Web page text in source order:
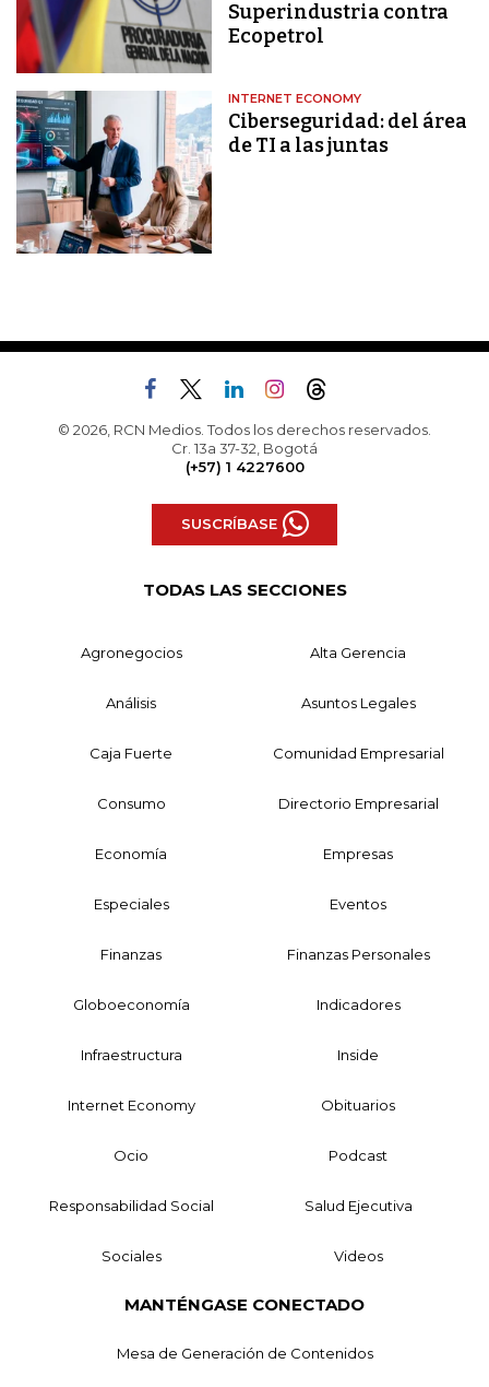
Superindustria contra
Ecopetrol
INTERNET ECONOMY
Ciberseguridad: del área
de TI a las juntas
© 2026, RCN Medios. Todos los derechos reservados.
Cr. 13a 37-32, Bogotá
(+57) 1 4227600
SUSCRÍBASE
TODAS LAS SECCIONES
Agronegocios Alta Gerencia
Análisis Asuntos Legales
Caja Fuerte Comunidad Empresarial
Consumo Directorio Empresarial
Economía Empresas
Especiales Eventos
Finanzas Finanzas Personales
Globoeconomía Indicadores
Infraestructura Inside
Internet Economy Obituarios
Ocio Podcast
Responsabilidad Social Salud Ejecutiva
Sociales Videos
MANTÉNGASE CONECTADO
Mesa de Generación de Contenidos